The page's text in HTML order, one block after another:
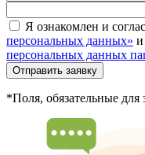
Я ознакомлен и
персональных данных» и
персональных данных
Отправить заявку
*Поля, обязательные для